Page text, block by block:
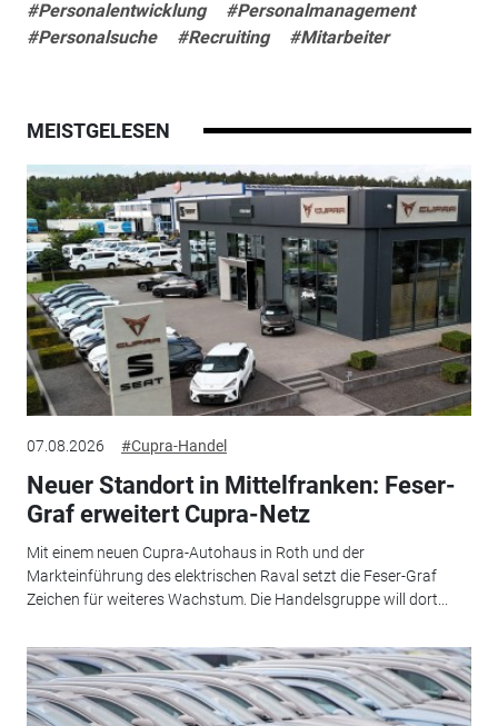
#Personalentwicklung
#Personalmanagement
#Personalsuche
#Recruiting #Mitarbeiter
MEISTGELESEN
07.08.2026 #Cupra-Handel
Neuer Standort in Mittelfranken: Feser-
Graf erweitert Cupra-Netz
Mit einem neuen Cupra-Autohaus in Roth und der
Markteinführung des elektrischen Raval setzt die Feser-Graf
Zeichen für weiteres Wachstum. Die Handelsgruppe will dort...